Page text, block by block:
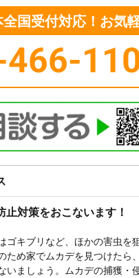
国受付対応！お気
対策をおこないます！
ゴキブリなど、ほかの害虫を
ため家でムカデを見つけたら
いましょう。ムカデの捕獲・